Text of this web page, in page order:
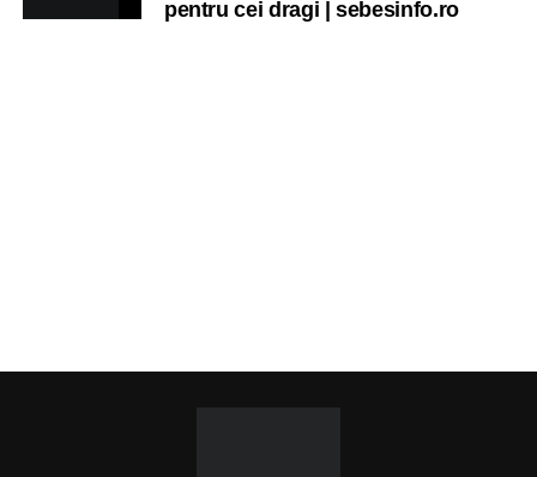
pentru cei dragi | sebesinfo.ro